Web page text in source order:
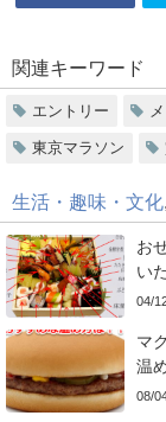
関連キーワード
エントリー
東京マラソン
生活・趣味・文化,
お
い
04/
マ
温
08/